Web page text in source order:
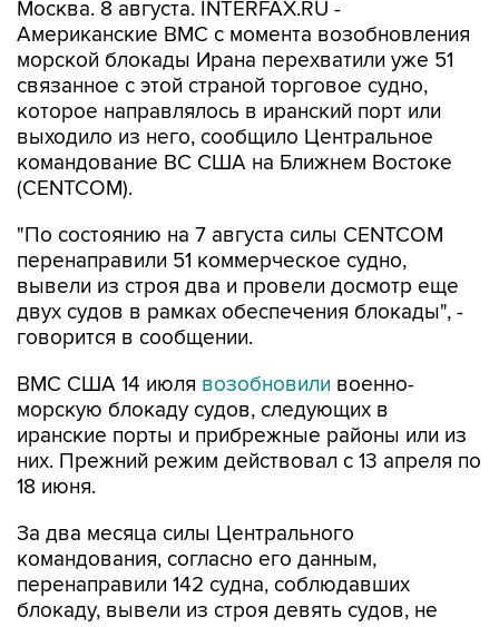
морской блокады Ирана перехватили уже 51
связанное с этой страной торговое судно,
которое направлялось в иранский порт или
выходило из него, сообщило Центральное
командование ВС США на Ближнем Востоке
(CENTCOM).
"По состоянию на 7 августа силы CENTCOM
вывели из строя два и провели досмотр еще
двух судов в рамках обеспечения блокады", -
говорится в сообщении.
ВМС США 14 июлявозобновили
иранские порты и прибрежные районы или из
них. Прежний режим действовал с 13 апреля по
18 июня.
За два месяца силы Центрального
перенаправили 142 судна, соблюдавших
блокаду, вывели из строя девять судов, не
соблюдавших ее, и позволили более чем 50
коммерческим судам, перевозившим